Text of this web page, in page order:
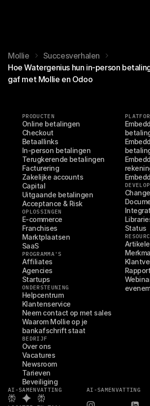
Mollie
Succesverhalen
Hoe Watergenius hun in-person
gaf met Mollie en Odoo
PRODUCTEN
Online betalingen
Checkout
Betaallinks
In-person betalingen
Terugkerende betalingen
Facturering
Zakelijke accounts
Capital
Uitgaande betalingen
Acceptance & Risk
OPLOSSINGEN
E-commerce
Franchises
Marktplaatsen
SaaS
PROGRAMMA'S
Affiliates
Agencies
Startups
ONDERSTEUNING
Helpcentrum
Klantenservice
Neem contact op met sales
Waarom Mollie op je
bankafschrift staat
BEDRIJF
Over ons
Vacatures
Newsroom
Tarieven
Beveiliging
Status
AI-SAMENVATTING AI-SAMENVATTING